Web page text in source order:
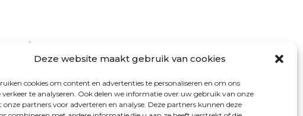
Deze website maakt gebruik van cookies
cookies om content en advertenties te personaliseren en om ons
verkeer te analyseren. Ook delen we informatie over uw gebruik van onze
onze partners voor adverteren en analyse. Deze partners kunnen deze